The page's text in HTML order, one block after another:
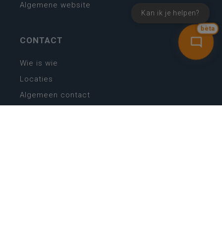
bèta
Kan ik je helpen?
Algemene website
CONTACT
Wie is wie
Locaties
Algemeen contact